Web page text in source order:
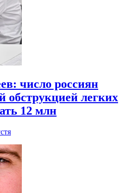
число россиян
обструкцией легких
12 млн